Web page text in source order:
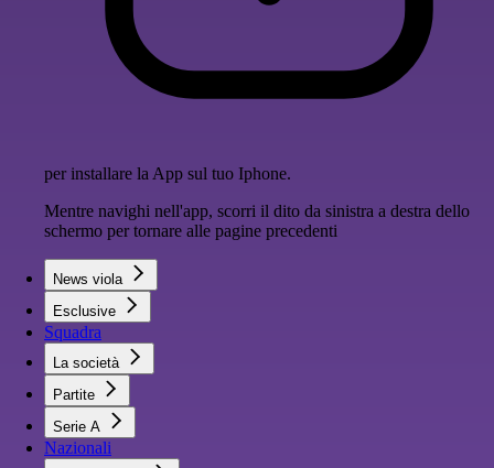
per installare la App sul tuo Iphone.
Mentre navighi nell'app, scorri il dito da sinistra a destra dello
schermo per tornare alle pagine precedenti
News viola
Esclusive
Squadra
La società
Partite
Serie A
Nazionali